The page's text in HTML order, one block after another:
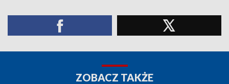
ZOBACZ TAKŻE